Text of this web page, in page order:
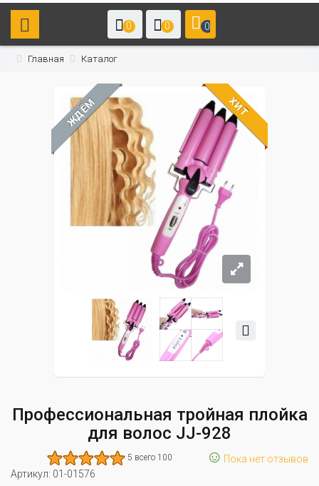
0 0 0
Главная Каталог
ЖДЁМ ХИТ
Профессиональная тройная плойка
для волос JJ-928
5 всего 100 ☺ Пока нет отзывов
Артикул: 01-01576